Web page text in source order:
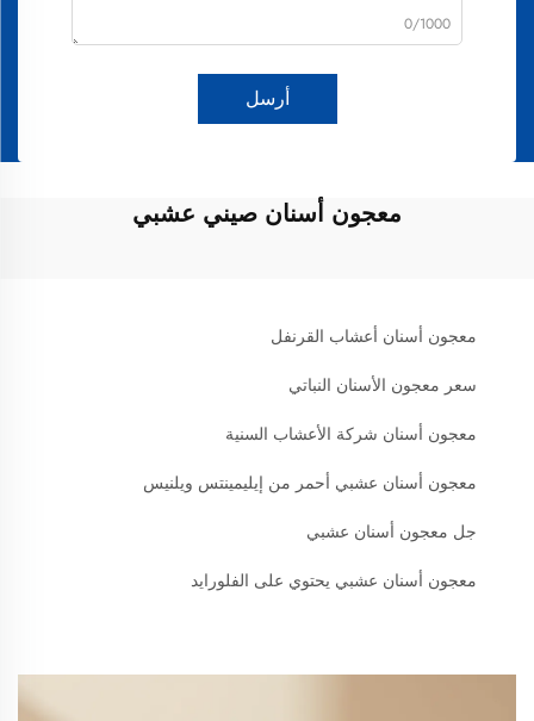
0/1000
أرسل
معجون أسنان صيني عشبي
معجون أسنان أعشاب القرنفل
سعر معجون الأسنان النباتي
معجون أسنان شركة الأعشاب السنية
معجون أسنان عشبي أحمر من إيليمينتس ويلنيس
جل معجون أسنان عشبي
معجون أسنان عشبي يحتوي على الفلورايد